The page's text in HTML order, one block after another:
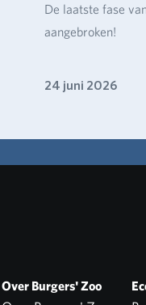
De laatste fase
aangebroken!
24 juni 2026
Over Burgers' Zoo